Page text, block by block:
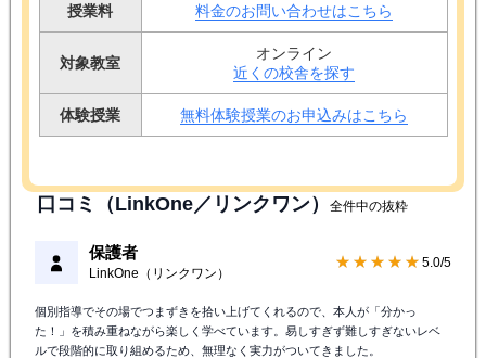
授業料 料金のお問い合わせはこちら
対象教室
オンライン
近くの校舎を探す
体験授業 無料体験授業のお申込みはこちら
口コミ（LinkOne／リンクワン） 全件中の抜粋
保護者
LinkOne（リンクワン）
★★★★★ 5.0/5
個別指導でその場でつまずきを拾い上げてくれるので、本人が「分かっ
た！」を積み重ねながら楽しく学べています。易しすぎず難しすぎないレベ
ルで段階的に取り組めるため、無理なく実力がついてきました。